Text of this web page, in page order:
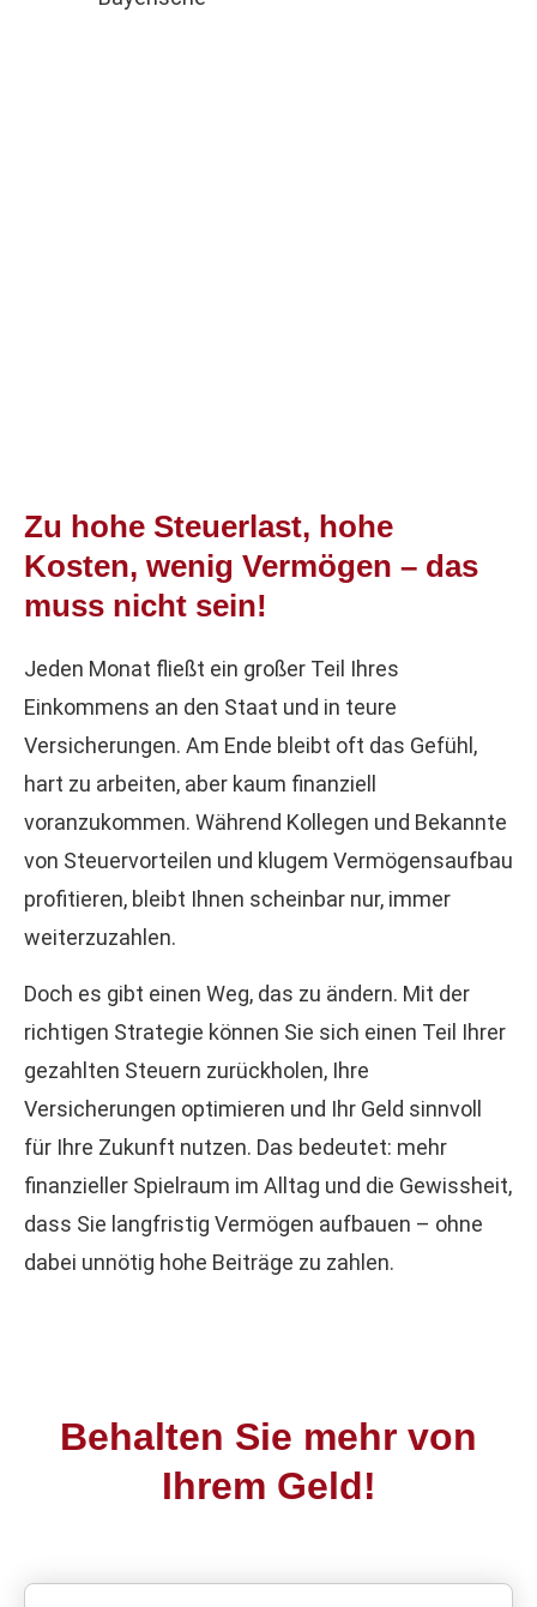
Zu hohe Steuerlast, hohe
Kosten, wenig Vermögen – das
muss nicht sein!
Jeden Monat fließt ein großer Teil Ihres
Einkommens an den Staat und in teure
Versicherungen. Am Ende bleibt oft das Gefühl,
hart zu arbeiten, aber kaum finanziell
voranzukommen. Während Kollegen und Bekannte
von Steuervorteilen und klugem Vermögensaufbau
profitieren, bleibt Ihnen scheinbar nur, immer
weiterzuzahlen.
Doch es gibt einen Weg, das zu ändern. Mit der
richtigen Strategie können Sie sich einen Teil Ihrer
gezahlten Steuern zurückholen, Ihre
Versicherungen optimieren und Ihr Geld sinnvoll
für Ihre Zukunft nutzen. Das bedeutet: mehr
finanzieller Spielraum im Alltag und die Gewissheit,
dass Sie langfristig Vermögen aufbauen – ohne
dabei unnötig hohe Beiträge zu zahlen.
Behalten Sie mehr von
Ihrem Geld!